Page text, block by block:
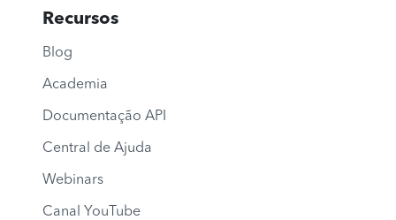
Recursos
Blog
Academia
Documentação API
Central de Ajuda
Webinars
Canal YouTube